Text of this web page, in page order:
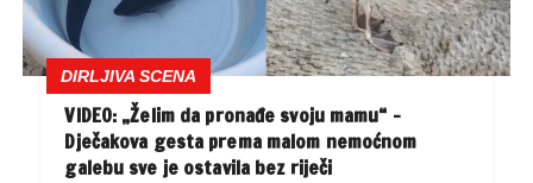
DIRLJIVA SCENA
VIDEO: „Želim da pronađe svoju mamu“ –
Dječakova gesta prema malom nemoćnom
galebu sve je ostavila bez riječi